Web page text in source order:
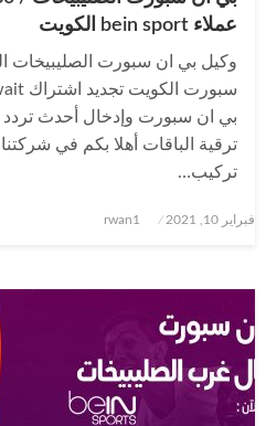
عملاء bein sport الكويت
وكيل بي ان سبورت الصليبيخات
بي ان سبورت وإدخال أحدث
ترقية الباقات أهلا بكم في
تركيب…
نُشر
فبراير 10, 2021 rwan1